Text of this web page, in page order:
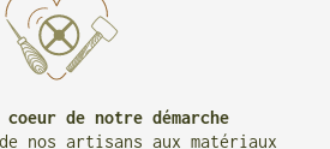
de notre démarche
nos artisans aux matériaux